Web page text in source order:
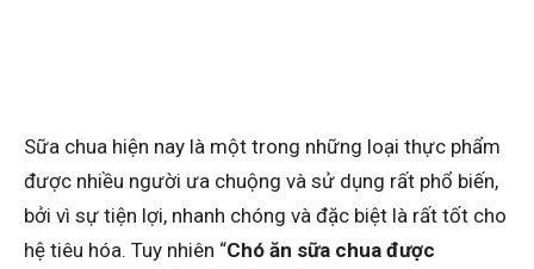
Sữa chua hiện nay là một trong những loại thực phẩm
được nhiều người ưa chuộng và sử dụng rất phổ biến,
bởi vì sự tiện lợi, nhanh chóng và đặc biệt là rất tốt cho
hệ tiêu hóa. Tuy nhiên “Chó ăn sữa chua được